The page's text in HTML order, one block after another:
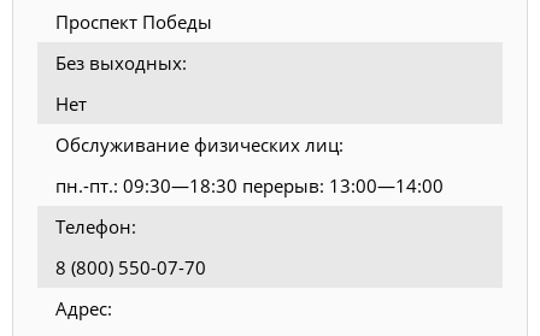
Проспект Победы
Без выходных:
Нет
Обслуживание физических лиц:
пн.-пт.: 09:30—18:30 перерыв: 13:00—14:00
Телефон:
8 (800) 550-07-70
Адрес: